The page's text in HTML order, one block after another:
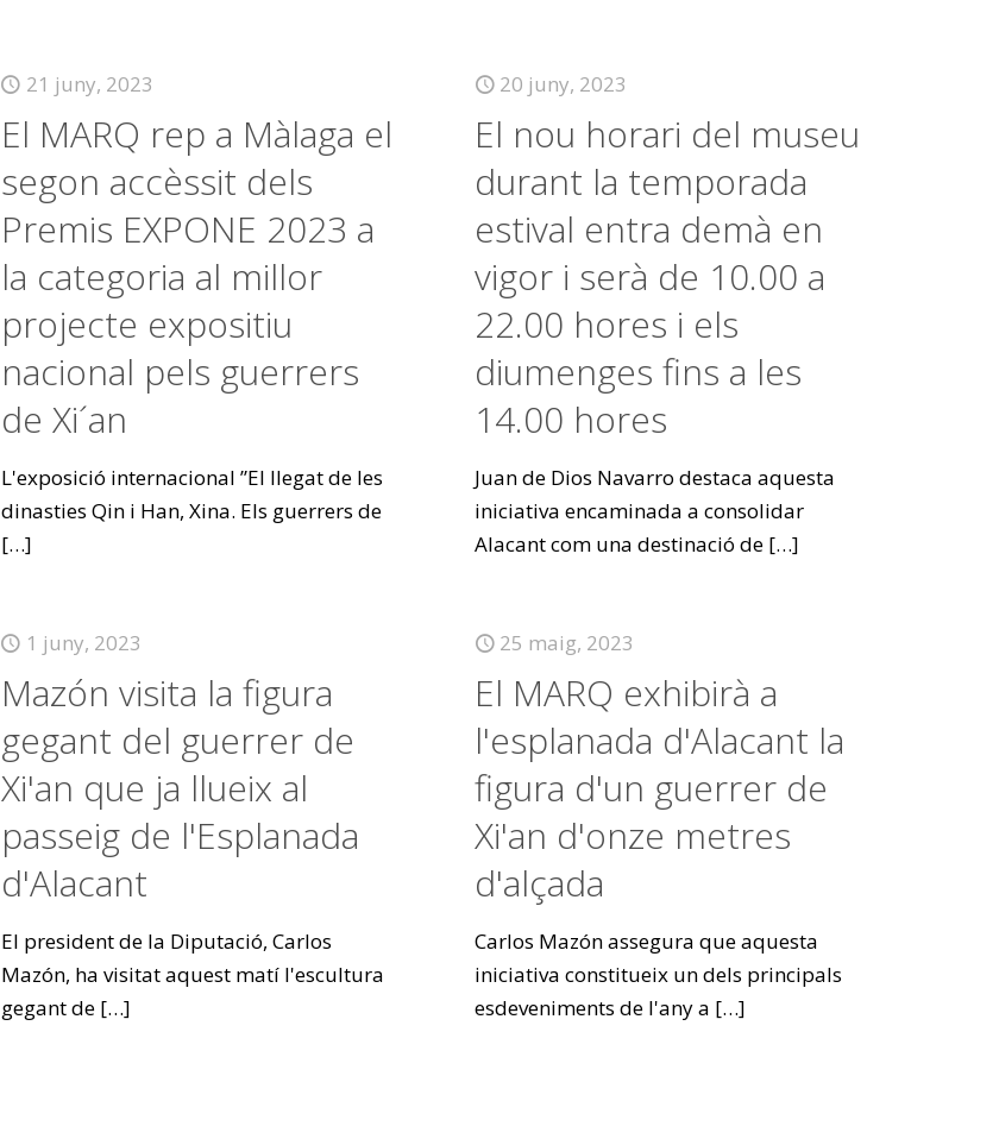
21 juny, 2023
El MARQ rep a Màlaga el
segon accèssit dels
Premis EXPONE 2023 a
la categoria al millor
projecte expositiu
nacional pels guerrers
de Xi´an
L'exposició internacional ”El llegat de les
dinasties Qin i Han, Xina. Els guerrers de
[…]
20 juny, 2023
El nou horari del museu
durant la temporada
estival entra demà en
vigor i serà de 10.00 a
22.00 hores i els
diumenges fins a les
14.00 hores
Juan de Dios Navarro destaca aquesta
iniciativa encaminada a consolidar
Alacant com una destinació de […]
1 juny, 2023
Mazón visita la figura
gegant del guerrer de
Xi'an que ja llueix al
passeig de l'Esplanada
d'Alacant
El president de la Diputació, Carlos
Mazón, ha visitat aquest matí l'escultura
gegant de[…]
25 maig, 2023
El MARQ exhibirà a
l'esplanada d'Alacant la
figura d'un guerrer de
Xi'an d'onze metres
d'alçada
Carlos Mazón assegura que aquesta
iniciativa constitueix un dels principals
esdeveniments de l'any a […]